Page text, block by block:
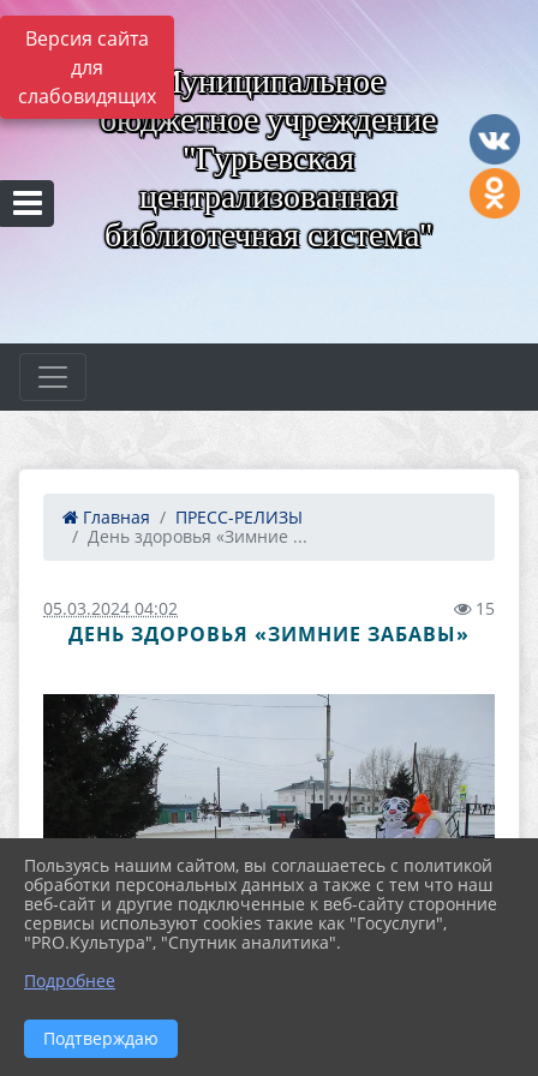
Версия сайта
для
слабовидящих Муниципальное
бюджетное учреждение
"Гурьевская
централизованная
библиотечная система"
Главная
ПРЕСС-РЕЛИЗЫ
День здоровья «Зимние ...
05.03.2024 04:02 15
ДЕНЬ ЗДОРОВЬЯ «ЗИМНИЕ ЗАБАВЫ»
Пользуясь нашим сайтом, вы соглашаетесь с политикой
обработки персональных данных а также с тем что наш
веб-сайт и другие подключенные к веб-сайту сторонние
сервисы используют cookies такие как "Госуслуги",
"PRO.Культура", "Спутник аналитика".
Подробнее
Подтверждаю